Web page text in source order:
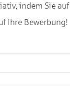
indem Sie auf
Ihre Bewerbung!